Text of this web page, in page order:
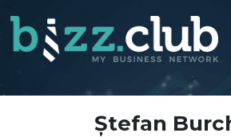
Ștefan